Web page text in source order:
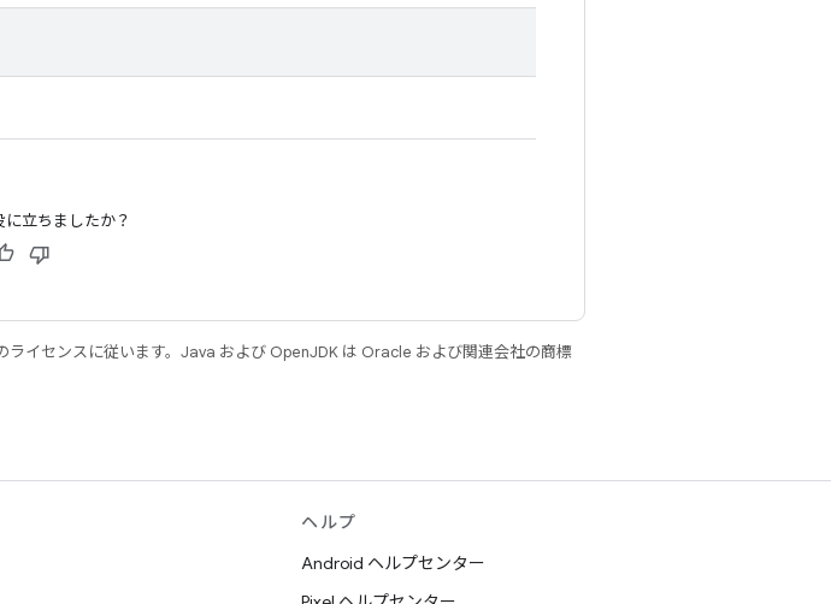
に立ちましたか？
ライセンスに従います。Java および OpenJDK は Oracle および関連会社の商標
ヘルプ
Android ヘルプセンター